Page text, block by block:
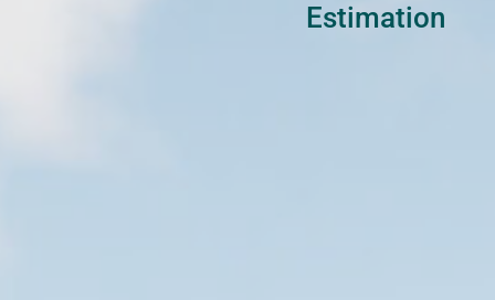
Estimation